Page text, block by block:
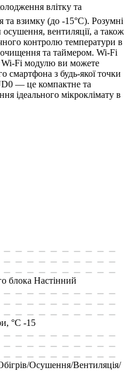
влітку та
та взимку (до -15°C). Розумні
вентиляції, а також
контролю температури в
та таймером. Wi-Fi
Wi-Fi модулю ви можете
смартфона з будь-якої точки
— це компактне та
ідеального мікроклімату в
блока Настінний
°C -15
Осушення/Вентиляція/